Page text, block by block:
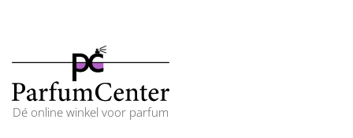
Costume National heren
Courreges heren
Dé online winkel voor parfum